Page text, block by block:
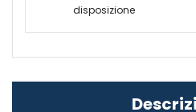
disposizione